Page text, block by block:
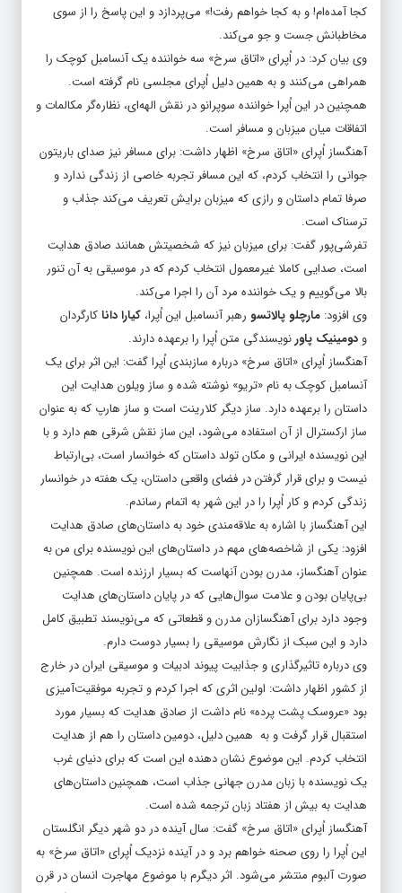
کجا آمده‌ام! و به کجا خواهم رفت!» می‌پردازد و این پاسخ را از سوی
مخاطبانش جست و جو می‌کند.
وی بیان کرد: در اُپرای «اتاق سرخ» سه خواننده یک آنسامبل کوچک را
همراهی می‌کنند و به همین دلیل اُپرای مجلسی نام گرفته است.
همچنین در این اُپرا خواننده سوپرانو در نقش الهه‌ای، نظاره‌گر مکالمات و
اتفاقات میان میزبان و مسافر است.
آهنگساز اُپرای «اتاق سرخ» اظهار داشت: برای مسافر نیز صدای باریتون
جوانی را انتخاب کردم، که این مسافر تجربه خاصی از زندگی ندارد و
صرفا تمام داستان و رازی که میزبان برایش تعریف می‌کند جذاب و
ترسناک است.
تفرشی‌پور گفت: برای میزبان نیز که شخصیتش همانند صادق هدایت
است، صدایی کاملا غیرمعمول انتخاب کردم که در موسیقی به آن تنور
بالا می‌گوییم و یک خواننده مرد آن را اجرا می‌کند.
وی افزود: مارچلو پالاتسو رهبر آنسامبل این اُپرا، کیاراداناکارگردان
ودومینیک پاورنویسندگی متن اُپرا را برعهده دارند.
آهنگساز اُپرای «اتاق سرخ» درباره سازبندی اُپرا گفت: این اثر برای یک
آنسامبل کوچک به نام «تریو» نوشته شده و ساز ویلون هدایت این
داستان را برعهده دارد. ساز دیگر کلارینت است و ساز هارپ که به عنوان
ساز ارکسترال از آن استفاده می‌شود، این ساز نقش شرقی هم دارد و با
این نویسنده ایرانی و مکان تولد داستان که خوانسار است، بی‌ارتباط
نیست و برای قرار گرفتن در فضای واقعی داستان، یک هفته در خوانسار
زندگی کردم و کار اُپرا را در این شهر به اتمام رساندم.
این آهنگساز با اشاره به علاقه‌مندی خود به داستان‌های صادق هدایت
افزود: یکی از شاخصه‌های مهم در داستان‌های این نویسنده برای من به
عنوان آهنگساز، مدرن بودن آنهاست که بسیار ارزنده است. همچنین
بی‌پایان بودن و علامت سوال‌هایی که در پایان داستان‌های هدایت
وجود دارد برای آهنگسازان مدرن و قطعاتی که می‌نویسند تطبیق کامل
دارد و این سبک از نگارش موسیقی را بسیار دوست دارم.
وی درباره تاثیرگذاری و جذابیت پیوند ادبیات و موسیقی ایران در خارج
از کشور اظهار داشت: اولین اثری که اجرا کردم و تجربه موفقیت‌آمیزی
بود «عروسک پشت پرده» نام داشت از صادق هدایت که بسیار مورد
استقبال قرار گرفت و به همین دلیل، دومین داستان را هم از هدایت
انتخاب کردم. این موضوع نشان دهنده این است که برای دنیای غرب
یک نویسنده با زبان مدرن جهانی جذاب است، همچنین داستان‌های
هدایت به بیش از هفتاد زبان ترجمه شده است.
آهنگساز اُپرای «اتاق سرخ» گفت: سال آینده در دو شهر دیگر انگلستان
این اُپرا را روی صحنه خواهم برد و در آینده نزدیک اُپرای «اتاق سرخ» به
صورت آلبوم منتشر می‌شود. اثر دیگرم با موضوع مهاجرت انسان در قرن